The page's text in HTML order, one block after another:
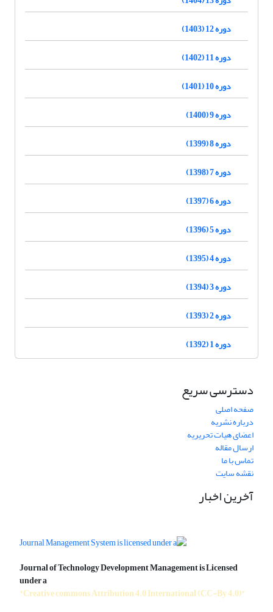
دوره 12 (1403)
دوره 11 (1402)
دوره 10 (1401)
دوره 9 (1400)
دوره 8 (1399)
دوره 7 (1398)
دوره 6 (1397)
دوره 5 (1396)
دوره 4 (1395)
دوره 3 (1394)
دوره 2 (1393)
دوره 1 (1392)
دسترسی سریع
صفحه اصلی
درباره نشریه
اعضای هیات تحریریه
ارسال مقاله
تماس با ما
نقشه سایت
آخرین اخبار
Journal of Technology Development Management is Licensed
under a
"Creative commons Attribution 4.0 International (CC-By 4.0)"